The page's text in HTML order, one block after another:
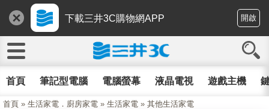
下載三井3C購物網APP 開啟
首頁 筆記型電腦 電腦螢幕 液晶電視 遊戲主機
首頁 » 生活家電．廚房家電 » 生活家電 » 其他生活家電